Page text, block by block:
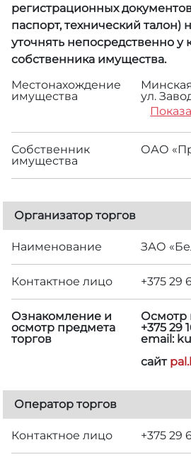
регистрационных
паспорт, технический талон)
уточнять непосредственно у
собственника имущества.
Местонахождение
имущества
ул.
Собственник
имущества
ОАО
Организатор торгов
Наименование ЗАО
Контактное лицо +375 29
Ознакомление и
осмотр предмета
торгов
Осмотр
+375 29
email:
сайт
Оператор торгов
Контактное лицо +375 29